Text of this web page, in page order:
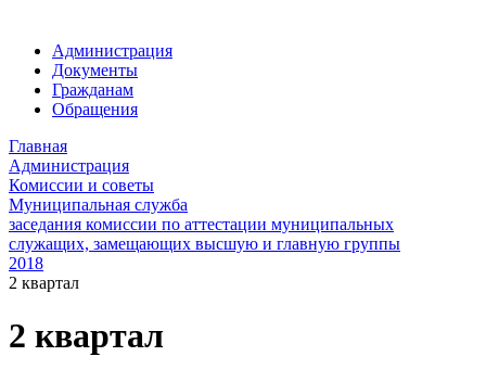
Администрация
Документы
Гражданам
Обращения
Главная
Администрация
Комиссии и советы
Муниципальная служба
заседания комиссии по аттестации муниципальных
служащих, замещающих высшую и главную группы
2018
2 квартал
2 квартал